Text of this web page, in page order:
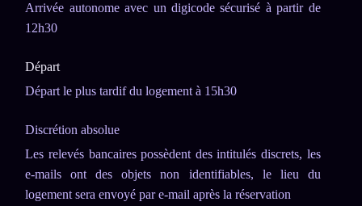
Arrivée autonome avec un digicode sécurisé à partir de
12h30
Départ
Départ le plus tardif du logement à 15h30
Discrétion absolue
Les relevés bancaires possèdent des intitulés discrets, les
e-mails ont des objets non identifiables, le lieu du
logement sera envoyé par e-mail après la réservation